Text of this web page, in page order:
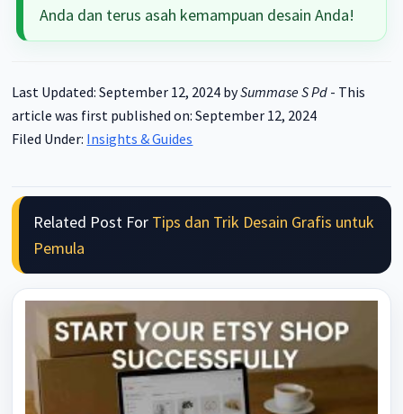
Anda dan terus asah kemampuan desain Anda!
Last Updated: September 12, 2024 bySummase S Pd - This
article was first published on: September 12, 2024
Filed Under: Insights & Guides
Related Post For Tips dan Trik Desain Grafis untuk
Pemula